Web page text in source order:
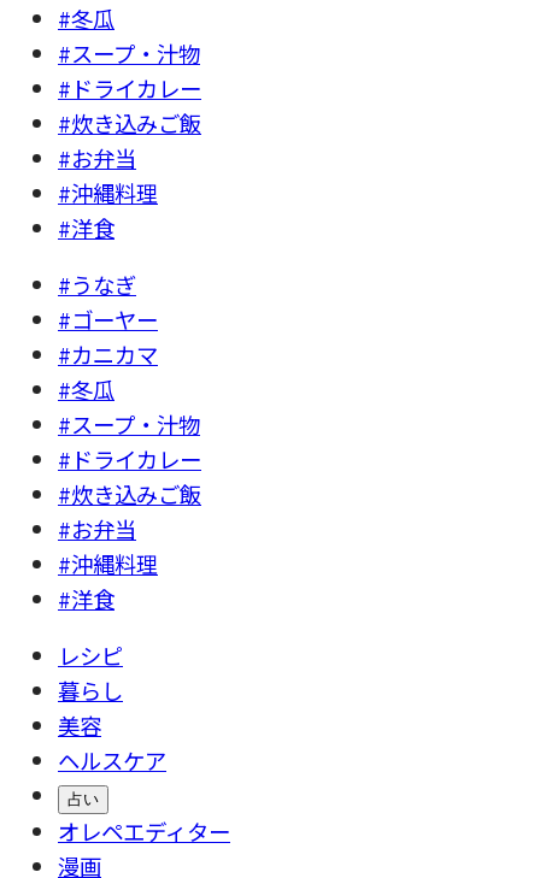
#冬瓜
#スープ・汁物
#ドライカレー
#炊き込みご飯
#お弁当
#沖縄料理
#洋食
#うなぎ
#ゴーヤー
#カニカマ
#冬瓜
#スープ・汁物
#ドライカレー
#炊き込みご飯
#お弁当
#沖縄料理
#洋食
レシピ
暮らし
美容
ヘルスケア
占い
オレペエディター
漫画